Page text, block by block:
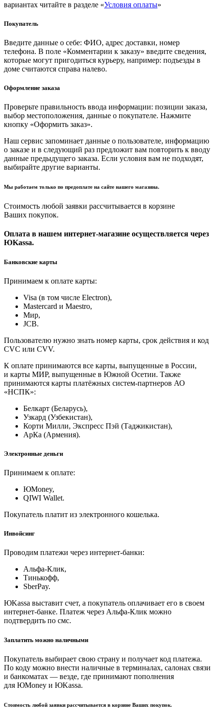
вариантах читайте в разделе «Условия оплаты»
Покупатель
Введите данные о себе: ФИО, адрес доставки, номер
телефона. В поле «Комментарии к заказу» введите сведения,
которые могут пригодиться курьеру, например: подъезды в
доме считаются справа налево.
Оформление заказа
Проверьте правильность ввода информации: позиции заказа,
выбор местоположения, данные о покупателе. Нажмите
кнопку «Оформить заказ».
Наш сервис запоминает данные о пользователе, информацию
о заказе и в следующий раз предложит вам повторить к вводу
данные предыдущего заказа. Если условия вам не подходят,
выбирайте другие варианты.
Мы работаем только по предоплате на сайте нашего магазина.
Стоимость любой заявки рассчитывается в корзине
Ваших покупок.
Оплата в нашем интернет-магазине осуществляется через
ЮKassa.
Банковские карты
Принимаем к оплате карты:
Visa (в том числе Electron),
Masterсard и Maestro,
Мир,
JCB.
Пользователю нужно знать номер карты, срок действия и код
CVC или CVV.
К оплате принимаются все карты, выпущенные в России,
и карты МИР, выпущенные в Южной Осетии. Также
принимаются карты платёжных систем-партнеров АО
«НСПК»:
Белкарт (Беларусь),
Узкард (Узбекистан),
Корти Милли, Экспресс Пэй (Таджикистан),
АрКа (Армения).
Электронные деньги
Принимаем к оплате:
ЮMoney,
QIWI Wallet.
Покупатель платит из электронного кошелька.
Инвойсинг
Проводим платежи через интернет-банки:
Альфа-Клик,
Тинькофф,
SberPay.
ЮKassa выставит счет, а покупатель оплачивает его в своем
интернет-банке. Платеж через Альфа-Клик можно
подтвердить по смс.
Заплатить можно наличными
Покупатель выбирает свою страну и получает код платежа.
По коду можно внести наличные в терминалах, салонах связи
и банкоматах — везде, где принимают пополнения
для ЮMoney и ЮKassa.
Стоимость любой заявки рассчитывается в корзине Ваших покупок.